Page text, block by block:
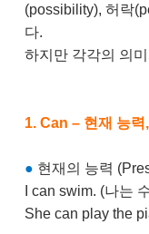
(possibility), 허락
다.
하지만 각각의 의
1. Can – 현재 능
● 현재의 능력
I can swim. (나는
She can play the